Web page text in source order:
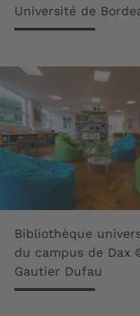
Université de
Bibliothèque
du campus de Dax
Gautier Dufau